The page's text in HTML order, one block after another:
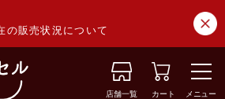
の販売状況について
店舗一覧 カート メニュー